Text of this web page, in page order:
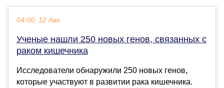
04:00, 12 Авг
Ученые нашли 250 новых генов, связанных с
раком кишечника
Исследователи обнаружили 250 новых генов,
которые участвуют в развитии рака кишечника.